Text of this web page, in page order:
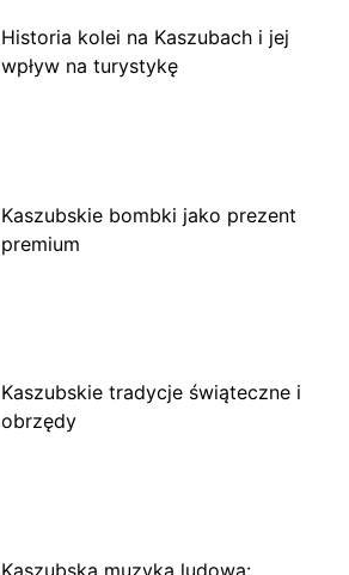
Historia kolei na Kaszubach i jej
wpływ na turystykę
Kaszubskie bombki jako prezent
premium
Kaszubskie tradycje świąteczne i
obrzędy